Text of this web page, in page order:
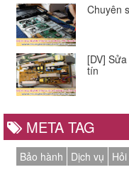
Chuyên
[DV]
tín
META TAG
Bảo hành Dịch vụ